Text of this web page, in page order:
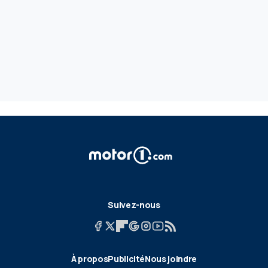
Suivez-nous
À proposPublicitéNous joindre